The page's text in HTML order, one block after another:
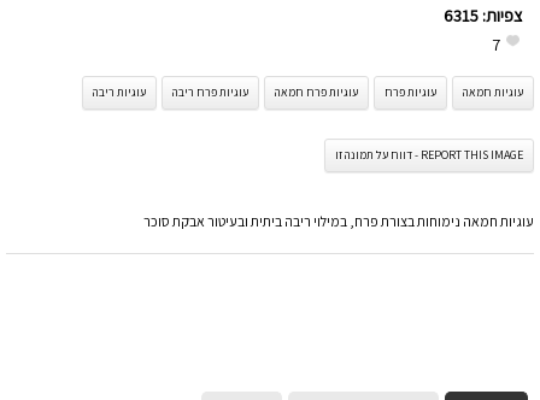
צפיות: 6315
7
עוגיות חמאה עוגיות פרח עוגיות פרח חמאה עוגיות פרח ריבה עוגיות ריבה
REPORT THIS IMAGE - דווח על תמונה זו
עוגיות חמאה נימוחות בצורת פרח, במילוי ריבה ביתית ובעיטור אבקת סוכר